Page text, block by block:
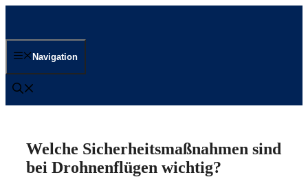
Navigation
Welche Sicherheitsmaßnahmen sind
bei Drohnenflügen wichtig?